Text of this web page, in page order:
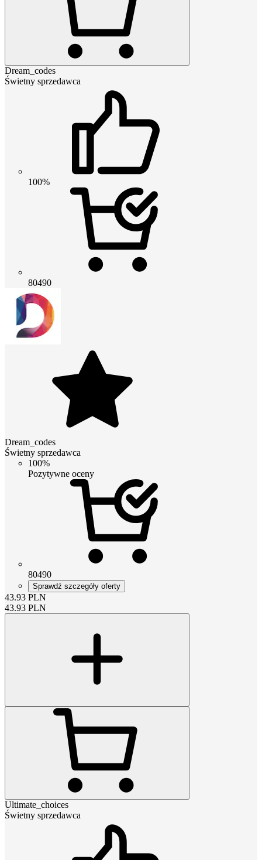
Dream_codes
Świetny sprzedawca
100%
80490
Dream_codes
Świetny sprzedawca
100%
Pozytywne oceny
80490
Sprawdź szczegóły oferty
43.93 PLN
43.93 PLN
Ultimate_choices
Świetny sprzedawca